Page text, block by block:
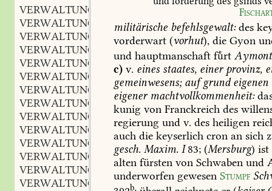
VERWALTUNGSMANN
VERWALTUNGSMASCHINE
VERWALTUNGSMASZREGEL
VERWALTUNGSMECHANISMUS
VERWALTUNGSMITTELPUNCT
VERWALTUNGSNORM
VERWALTUNGSOFFIZIER
VERWALTUNGSORDNUNG
VERWALTUNGSORGAN
VERWALTUNGSORGANISATION
VERWALTUNGSPERSONAL
VERWALTUNGSRAT
VERWALTUNGSRECHT
VERWALTUNGSRECHTLICH
militärische befehlsgewalt:des
vorderwart (vorhut), die Gyon
und hauptmanschaft frt Aymont
c) v. eines staates, einerprovinz,
gemeinwesens;aufgrundeigenen
eigenermachtvollkommenheit:
kunig von Franckreich des
regierung und v. des heiligen
auch die keyserlich cron an sich
gesch. Maxim. I83; (Mersburg) ist
alten fürsten von Schwaben und
underworfen gewesen Stumpf
b